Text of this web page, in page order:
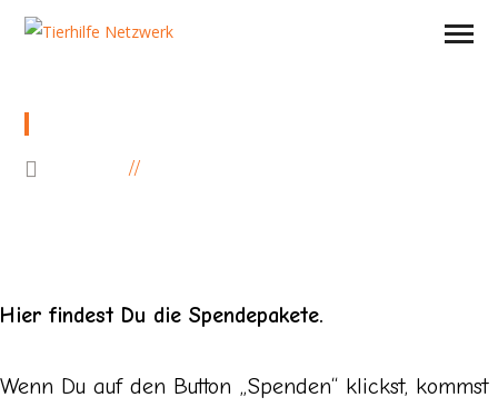
Hier findest Du die Spendepakete.
Wenn Du auf den Button „Spenden“ klickst, kommst